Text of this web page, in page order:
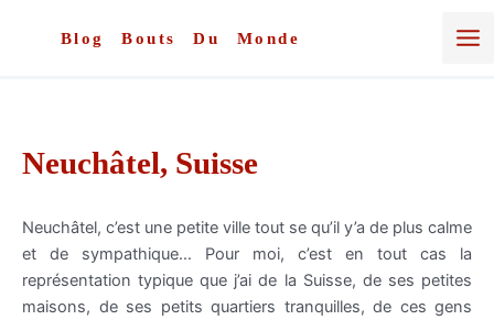
Blog Bouts Du Monde
Neuchâtel, Suisse
Neuchâtel, c’est une petite ville tout se qu’il y’a de plus calme
et de sympathique… Pour moi, c’est en tout cas la
représentation typique que j’ai de la Suisse, de ses petites
maisons, de ses petits quartiers tranquilles, de ces gens